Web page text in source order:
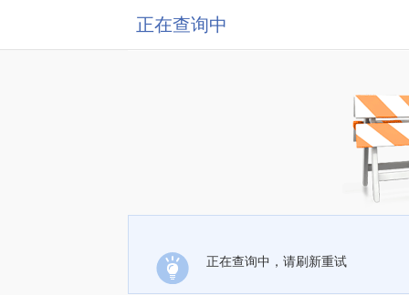
正在查询中
正在查询中，请刷新重试